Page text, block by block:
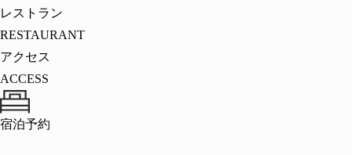
レストラン
RESTAURANT
アクセス
ACCESS
宿泊予約